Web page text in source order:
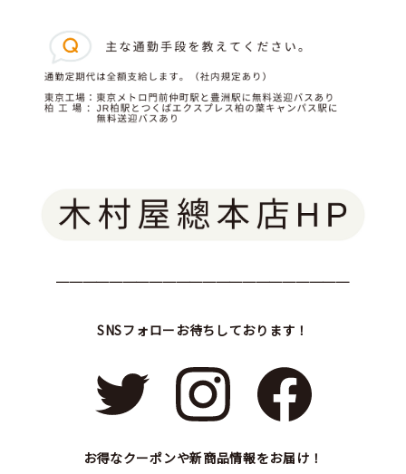
──────────────────────
SNSフォローお待ちしております！
お得なクーポンや新商品情報をお届け！